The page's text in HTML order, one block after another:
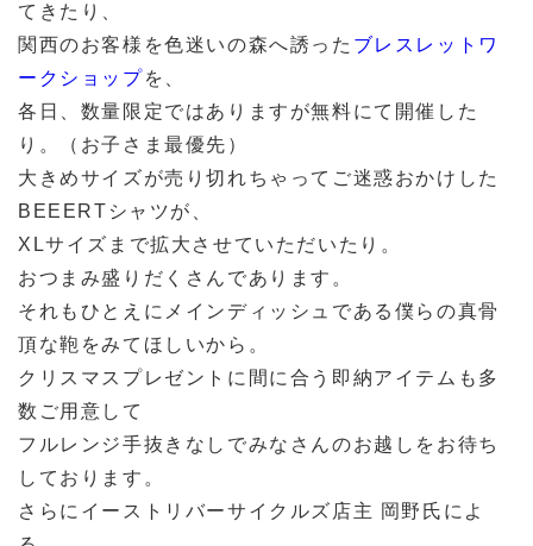
てきたり、
関西のお客様を色迷いの森へ誘った ブレスレットワ
ークショップを、
各日、数量限定ではありますが無料にて開催した
り。（お子さま最優先）
大きめサイズが売り切れちゃってご迷惑おかけした
BEEERTシャツが、
XLサイズまで拡大させていただいたり。
おつまみ盛りだくさんであります。
それもひとえにメインディッシュである僕らの真骨
頂な鞄をみてほしいから。
クリスマスプレゼントに間に合う即納アイテムも多
数ご用意して
フルレンジ手抜きなしでみなさんのお越しをお待ち
しております。
さらにイーストリバーサイクルズ店主 岡野氏によ